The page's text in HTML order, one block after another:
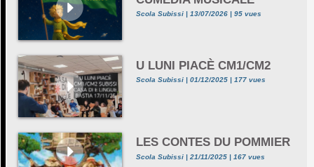
Scola Subissi | 13/07/2026 | 95 vues
U LUNI PIACÈ CM1/CM2
Scola Subissi | 01/12/2025 | 177 vues
LES CONTES DU POMMIER
Scola Subissi | 21/11/2025 | 167 vues